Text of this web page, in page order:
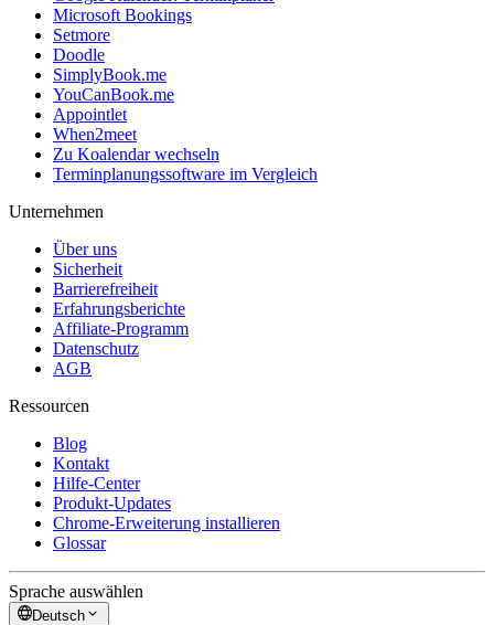
Microsoft Bookings
Setmore
Doodle
SimplyBook.me
YouCanBook.me
Appointlet
When2meet
Zu Koalendar wechseln
Terminplanungssoftware im Vergleich
Unternehmen
Über uns
Sicherheit
Barrierefreiheit
Erfahrungsberichte
Affiliate-Programm
Datenschutz
AGB
Ressourcen
Blog
Kontakt
Hilfe-Center
Produkt-Updates
Chrome-Erweiterung installieren
Glossar
Sprache auswählen
Deutsch